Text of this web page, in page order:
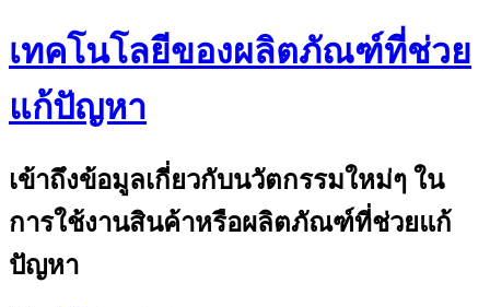
เทคโนโลยีของผลิตภัณฑ์ที่ช่วย
แก้ปัญหา
เข้าถึงข้อมูลเกี่ยวกับนวัตกรรมใหม่ๆ ใน
การใช้งานสินค้าหรือผลิตภัณฑ์ที่ช่วยแก้
ปัญหา